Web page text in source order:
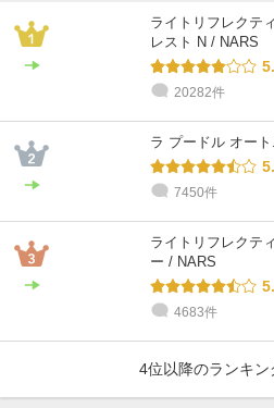
ライトリフレクテ
レスト N / NARS
20282件
ラ プードル オー
7450件
ライトリフレクテ
ー / NARS
4683件
4位以降のランキン